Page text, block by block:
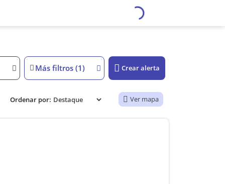
Más filtros (1) Crear alerta
Ordenar por: Ver mapa